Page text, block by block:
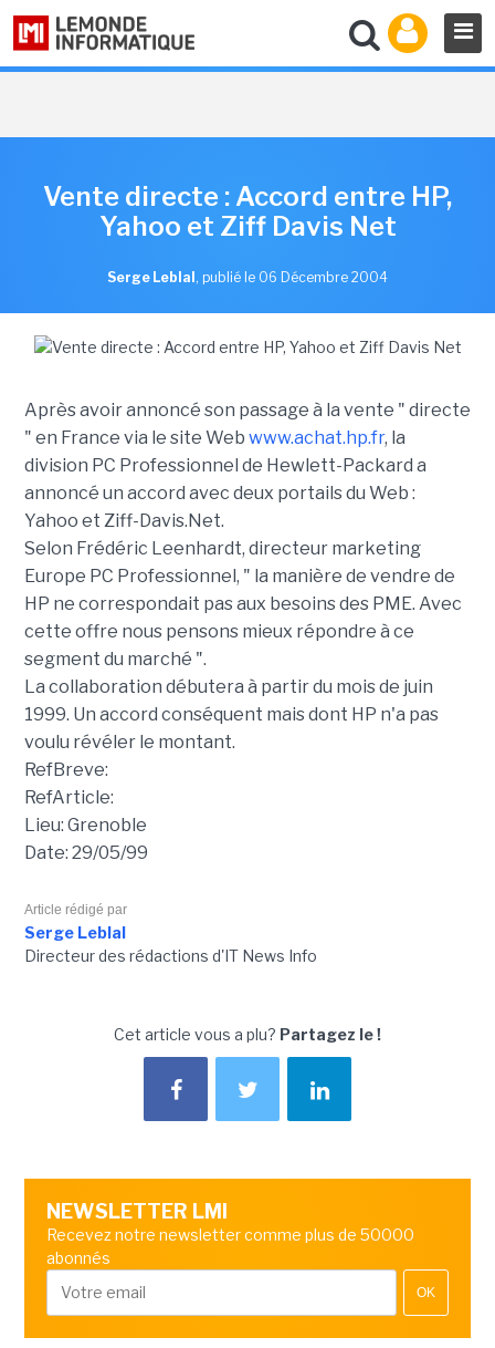
Vente directe : Accord entre HP,
Yahoo et Ziff Davis Net
Serge Leblal , publié le 06 Décembre 2004
Après avoir annoncé son passage à la vente " directe
" en France via le site Web www.achat.hp.fr, la
division PC Professionnel de Hewlett-Packard a
annoncé un accord avec deux portails du Web :
Yahoo et Ziff-Davis.Net.
Selon Frédéric Leenhardt, directeur marketing
Europe PC Professionnel, " la manière de vendre de
HP ne correspondait pas aux besoins des PME. Avec
cette offre nous pensons mieux répondre à ce
segment du marché ".
La collaboration débutera à partir du mois de juin
1999. Un accord conséquent mais dont HP n'a pas
voulu révéler le montant.
RefBreve:
RefArticle:
Lieu: Grenoble
Date: 29/05/99
Article rédigé par
Serge Leblal
Directeur des rédactions d'IT News Info
Cet article vous a plu? Partagez le !
NEWSLETTER LMI
Recevez notre newsletter comme plus de 50000
abonnés
OK